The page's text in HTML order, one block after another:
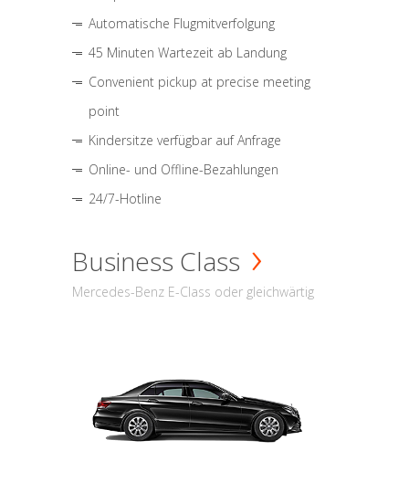
Automatische Flugmitverfolgung
45 Minuten Wartezeit ab Landung
Convenient pickup at precise meeting
point
Kindersitze verfügbar auf Anfrage
Online- und Offline-Bezahlungen
24/7-Hotline
Business Class
Mercedes-Benz E-Class oder gleichwärtig